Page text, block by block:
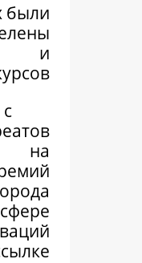
молодых
лауреаты
Ознакомиться
реестром
присуждение
мэрии
Новосибирска в
науки и
можно по